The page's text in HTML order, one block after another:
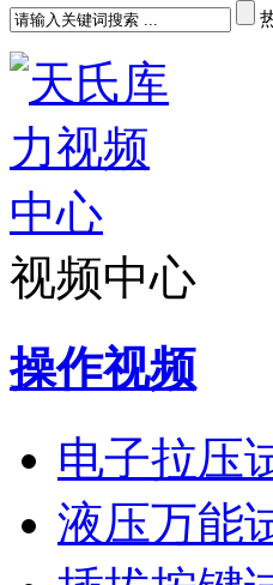
视频中心
操作视频
电子拉压
液压万能